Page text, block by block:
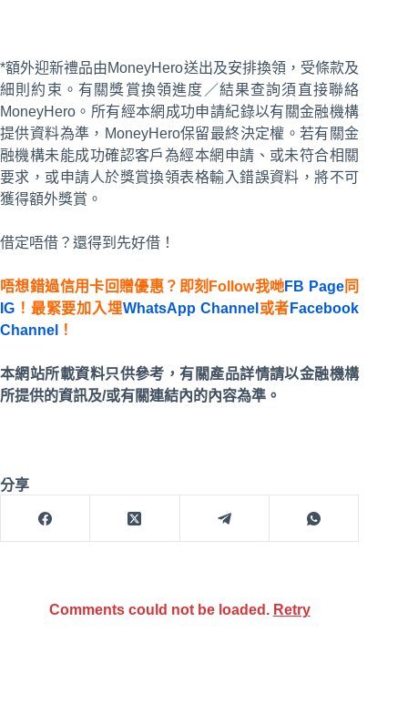
*額外迎新禮品由MoneyHero送出及安排換領，受條款及
細則約束。有關獎賞換領進度／結果查詢須直接聯絡
MoneyHero。所有經本網成功申請紀錄以有關金融機構
提供資料為準，MoneyHero保留最終決定權。若有關金
融機構未能成功確認客戶為經本網申請、或未符合相關
要求，或申請人於獎賞換領表格輸入錯誤資料，將不可
獲得額外獎賞。
借定唔借？還得到先好借！
唔想錯過信用卡回贈優惠？即刻Follow我哋FB Page同
IG ！最緊要加入埋WhatsApp Channel 或者 Facebook
Channel
！
本網站所載資料只供參考，有關產品詳情請以金融機構
所提供的資訊及/或有關連結內的內容為準。
分享
Comments could not be loaded. Retry